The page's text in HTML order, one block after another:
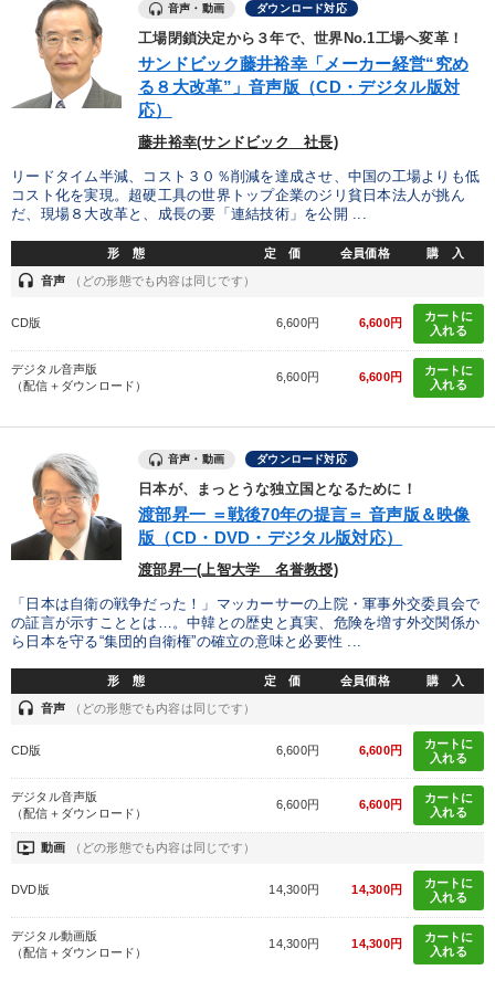
音声・動画 ダウンロード対応
工場閉鎖決定から３年で、世界No.1工場へ変革！
サンドビック藤井裕幸「メーカー経営“究め
る８大改革”」音声版（CD・デジタル版対
応）
藤井裕幸(サンドビック 社長)
リードタイム半減、コスト３０％削減を達成させ、中国の工場よりも低
コスト化を実現。超硬工具の世界トップ企業のジリ貧日本法人が挑ん
だ、現場８大改革と、成長の要「連結技術」を公開 ...
形 態 定 価 会員価格 購 入
headset 音声 （どの形態でも内容は同じです）
CD版 6,600円 6,600円
カートに
入れる
デジタル音声版
（配信＋ダウンロード）
6,600円 6,600円
カートに
入れる
音声・動画 ダウンロード対応
日本が、まっとうな独立国となるために！
渡部昇一 ＝戦後70年の提言＝ 音声版＆映像
版（CD・DVD・デジタル版対応）
渡部昇一(上智大学 名誉教授)
「日本は自衛の戦争だった！」マッカーサーの上院・軍事外交委員会で
の証言が示すこととは…。中韓との歴史と真実、危険を増す外交関係か
ら日本を守る“集団的自衛権”の確立の意味と必要性 ...
形 態 定 価 会員価格 購 入
headset 音声 （どの形態でも内容は同じです）
CD版 6,600円 6,600円
カートに
入れる
デジタル音声版
（配信＋ダウンロード）
6,600円 6,600円
カートに
入れる
ondemand_video 動画 （どの形態でも内容は同じです）
DVD版 14,300円 14,300円
カートに
入れる
デジタル動画版
（配信＋ダウンロード）
14,300円 14,300円
カートに
入れる